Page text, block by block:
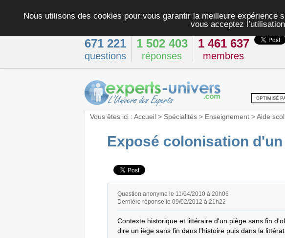
Nous utilisons des cookies pour vous garantir la meilleure
vous acceptez
671 221
questions
1 502 403
réponses
1 461 637
membres
Vous êtes ici : Accueil> Spécialités> Enseignement>Aide
Exposé colonisation
Question anonyme le 11/04/2010 à 20h06
Dernière réponse le 09/02/2012 à 21h22
Contexte historique et littéraire d'un piège sans fin
dire un iège sans fin dans l'histoire puis dans la